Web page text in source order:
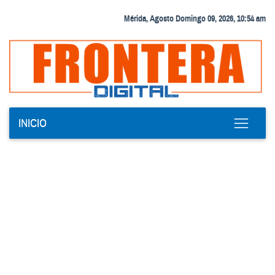
Mérida, Agosto Domingo 09, 2026, 10:54 am
INICIO